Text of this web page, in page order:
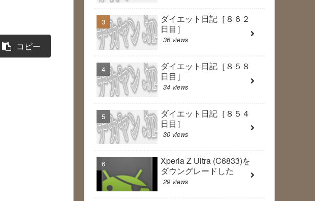
コピー
ダイエット日記［８６２
日目］
36 views
ダイエット日記［８５８
日目］
34 views
ダイエット日記［８５４
日目］
30 views
Xperia Z Ultra (C6833)を
ダウングレードした
29 views